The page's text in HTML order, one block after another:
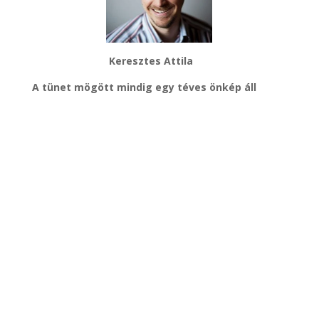
Keresztes Attila
A tünet mögött mindig egy téves önkép áll